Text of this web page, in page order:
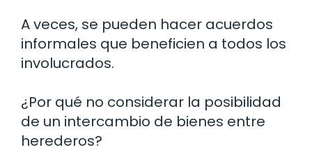
A veces, se pueden hacer acuerdos
informales que beneficien a todos los
involucrados.
¿Por qué no considerar la posibilidad
de un intercambio de bienes entre
herederos?